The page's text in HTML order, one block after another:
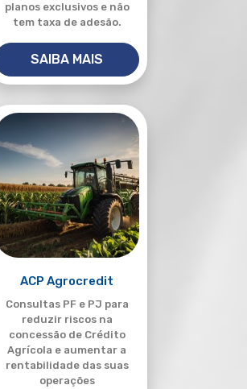
planos exclusivos e não
tem taxa de adesão.
SAIBA MAIS
ACP Agrocredit
Consultas PF e PJ para
reduzir riscos na
concessão de Crédito
Agrícola e aumentar a
rentabilidade das suas
operações